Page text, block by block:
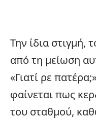
Την ίδια στιγμή,
από τη μείωση
«Γιατί ρε
φαίνεται πως
του σταθμού,